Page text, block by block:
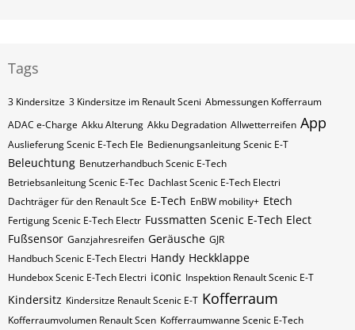
Tags
3 Kindersitze 3 Kindersitze im Renault Sceni Abmessungen Kofferraum
ADAC e-Charge Akku Alterung Akku Degradation Allwetterreifen App
Auslieferung Scenic E-Tech Ele Bedienungsanleitung Scenic E-T
Beleuchtung Benutzerhandbuch Scenic E-Tech
Betriebsanleitung Scenic E-Tec Dachlast Scenic E-Tech Electri
Dachträger für den Renault Sce E-Tech EnBW mobility+ Etech
Fertigung Scenic E-Tech Electr Fussmatten Scenic E-Tech Elect
Fußsensor Ganzjahresreifen Geräusche GJR
Handbuch Scenic E-Tech Electri Handy Heckklappe
Hundebox Scenic E-Tech Electri iconic Inspektion Renault Scenic E-T
Kindersitz Kindersitze Renault Scenic E-T Kofferraum
Kofferraumvolumen Renault Scen Kofferraumwanne Scenic E-Tech